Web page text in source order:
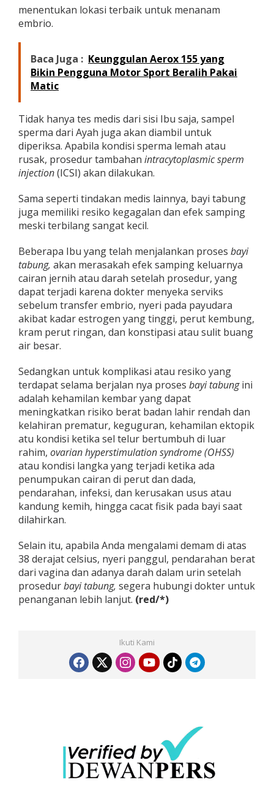
menentukan lokasi terbaik untuk menanam
embrio.
Baca Juga : Keunggulan Aerox 155 yang
Bikin Pengguna Motor Sport Beralih Pakai
Matic
Tidak hanya tes medis dari sisi Ibu saja, sampel
sperma dari Ayah juga akan diambil untuk
diperiksa. Apabila kondisi sperma lemah atau
rusak, prosedur tambahan intracytoplasmic sperm
injection(ICSI) akan dilakukan.
Sama seperti tindakan medis lainnya, bayi tabung
juga memiliki resiko kegagalan dan efek samping
meski terbilang sangat kecil.
Beberapa Ibu yang telah menjalankan proses bayi
tabung, akan merasakah efek samping keluarnya
cairan jernih atau darah setelah prosedur, yang
dapat terjadi karena dokter menyeka serviks
sebelum transfer embrio, nyeri pada payudara
akibat kadar estrogen yang tinggi, perut kembung,
kram perut ringan, dan konstipasi atau sulit buang
air besar.
Sedangkan untuk komplikasi atau resiko yang
terdapat selama berjalan nya proses bayi tabungini
adalah kehamilan kembar yang dapat
meningkatkan risiko berat badan lahir rendah dan
kelahiran prematur, keguguran, kehamilan ektopik
atu kondisi ketika sel telur bertumbuh di luar
rahim, ovarian hyperstimulation syndrome (OHSS)
atau kondisi langka yang terjadi ketika ada
penumpukan cairan di perut dan dada,
pendarahan, infeksi, dan kerusakan usus atau
kandung kemih, hingga cacat fisik pada bayi saat
dilahirkan.
Selain itu, apabila Anda mengalami demam di atas
38 derajat celsius, nyeri panggul, pendarahan berat
dari vagina dan adanya darah dalam urin setelah
prosedurbayitabung, segera hubungi dokter untuk
penanganan lebih lanjut. (red/*)
Ikuti Kami